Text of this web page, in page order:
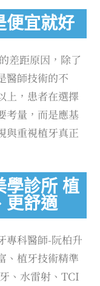
便宜就好
的差距原因，除了
醫師技術的不
上，患者在選擇
考量，而是應基
與重視植牙真正
學診所 植
更舒適
專科醫師-阮柏升
、植牙技術精準
、水雷射、TCI